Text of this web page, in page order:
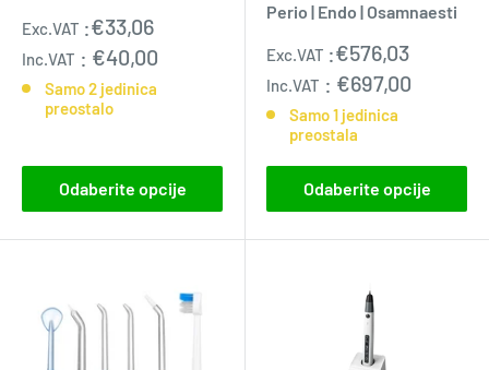
Prodajna
cijena
Exc.VAT :€33,06
Inc.VAT : €40,00
Samo 2 jedinica
preostalo
Odaberite opcije
Perio | Endo | Osamnaesti
Prodajna
cijena
Exc.VAT :€576,03
Inc.VAT : €697,00
Samo 1 jedinica
preostala
Odaberite opcije